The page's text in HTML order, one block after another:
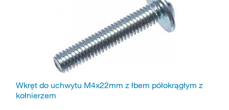
Wkręt do uchwytu M4x22mm z łbem półokrągłym z
kołnierzem